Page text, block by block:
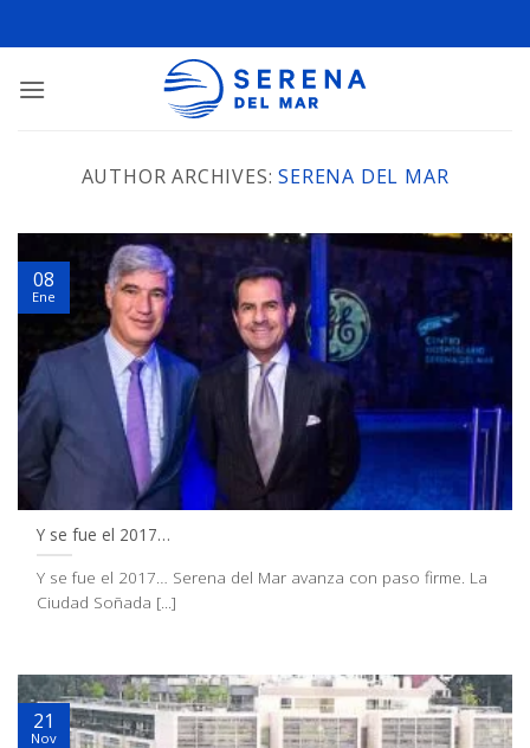
AUTHOR ARCHIVES:SERENA DEL MAR
Y se fue el 2017…
Y se fue el 2017… Serena del Mar avanza con paso firme. La
Ciudad Soñada [...]
08
Ene
21
Nov